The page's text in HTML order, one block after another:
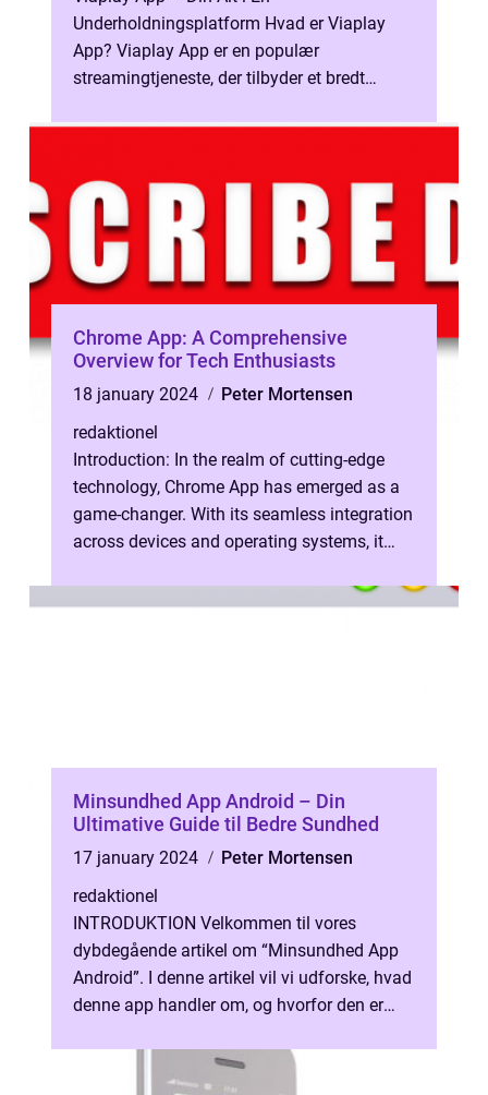
Underholdningsplatform Hvad er Viaplay
App? Viaplay App er en populær
streamingtjeneste, der tilbyder et bredt
og meget ...
Chrome App: A Comprehensive
Overview for Tech Enthusiasts
18 january 2024
Peter Mortensen
redaktionel
Introduction: In the realm of cutting-edge
technology, Chrome App has emerged as a
game-changer. With its seamless integration
across devices and operating systems, it
Minsundhed App Android – Din
Ultimative Guide til Bedre Sundhed
17 january 2024
Peter Mortensen
redaktionel
INTRODUKTION Velkommen til vores
dybdegående artikel om “Minsundhed App
Android”. I denne artikel vil vi udforske, hvad
denne app handler om, og hvorfor den er